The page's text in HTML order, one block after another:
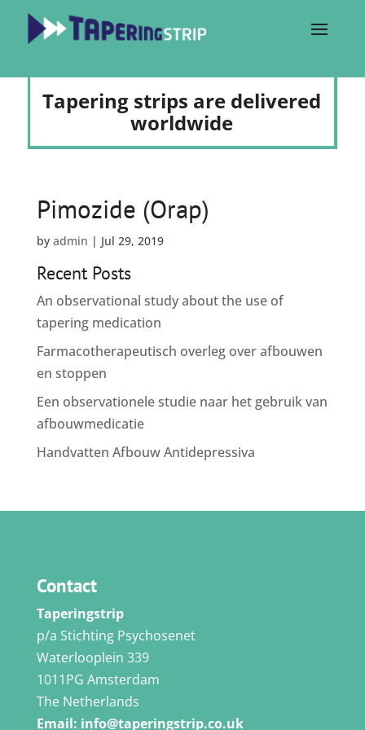
Tapering strips are delivered
worldwide
Pimozide (Orap)
by admin | Jul 29, 2019
Recent Posts
An observational study about the use of
tapering medication
Farmacotherapeutisch overleg over afbouwen
en stoppen
Een observationele studie naar het gebruik van
afbouwmedicatie
Handvatten Afbouw Antidepressiva
Contact
Taperingstrip
p/a Stichting Psychosenet
Waterlooplein 339
1011PG Amsterdam
The Netherlands
Email: info@taperingstrip.co.uk